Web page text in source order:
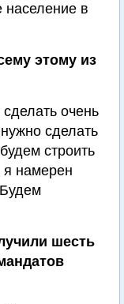
в
этому из
очень
сделать
строить
я намерен
шесть